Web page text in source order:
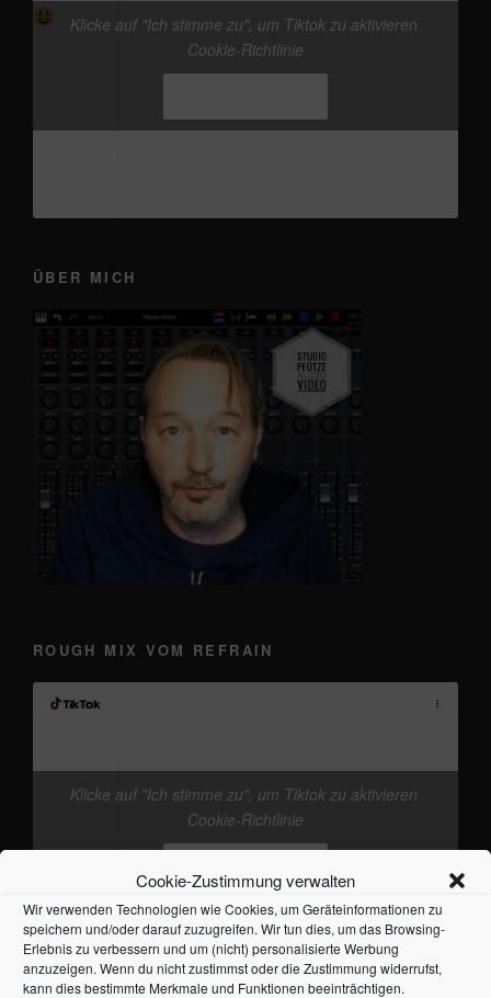
Cookie-Zustimmung verwalten
Wir verwenden Technologien wie Cookies, um Geräteinformationen zu
speichern und/oder darauf zuzugreifen. Wir tun dies, um das Browsing-
Erlebnis zu verbessern und um (nicht) personalisierte Werbung
anzuzeigen. Wenn du nicht zustimmst oder die Zustimmung widerrufst,
kann dies bestimmte Merkmale und Funktionen beeinträchtigen.
vor dem 13.08. „Auf der Brücke nach
Fehmarn - frankieband“ Release, gibts schon die
neue Version von Hippie Attack#frankieband
#musicproduction #distrokid
Klicke auf "Ich stimme zu", um Tiktok zu aktivieren
Cookie-Richtlinie
ÜBER MICH
ROUGH MIX VOM REFRAIN
@frankiebandneuer Track von mir. mal wieder
den Kopf freikriegen#Ostsee #Fehmarn
Klicke auf "Ich stimme zu", um Tiktok zu aktivieren
Cookie-Richtlinie